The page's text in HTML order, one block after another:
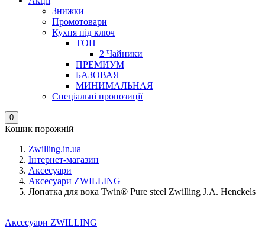
Знижки
Промотовари
Кухня під ключ
ТОП
2 Чайники
ПРЕМИУМ
БАЗОВАЯ
МИНИМАЛЬНАЯ
Спеціальні пропозиції
0
Кошик порожній
Zwilling.in.ua
Інтернет-магазин
Аксесуари
Аксесуари ZWILLING
Лопатка для вока Twin® Pure steel Zwilling J.A. Henckels
Аксесуари ZWILLING